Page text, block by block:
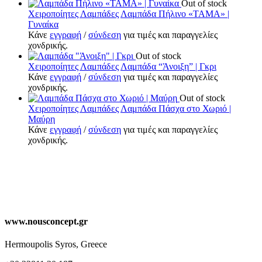
Out of stock
Χειροποίητες Λαμπάδες Λαμπάδα Πήλινο «ΤΑΜΑ» |
Γυναίκα
Κάνε εγγραφή /σύνδεση για τιμές και παραγγελίες
χονδρικής.
Out of stock
Χειροποίητες Λαμπάδες Λαμπάδα “Άνοιξη” | Γκρι
Κάνε εγγραφή /σύνδεση για τιμές και παραγγελίες
χονδρικής.
Out of stock
Χειροποίητες Λαμπάδες Λαμπάδα Πάσχα στο Χωριό |
Μαύρη
Κάνε εγγραφή /σύνδεση για τιμές και παραγγελίες
χονδρικής.
www.nousconcept.gr
Hermoupolis Syros, Greece